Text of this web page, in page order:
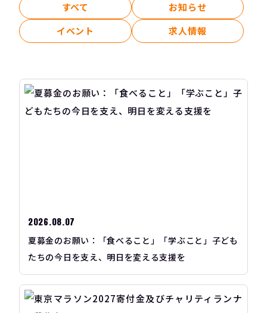
すべて
お知らせ
イベント
求人情報
2026.08.07
夏募金のお願い：「食べること」「学ぶこと」子ども
たちの今日を支え、明日を変える支援を